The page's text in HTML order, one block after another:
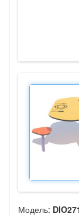
Модель: